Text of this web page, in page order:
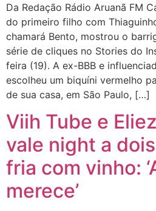
Da Redação Rádio Aruanã FM
do primeiro filho com
chamará Bento, mostrou o
série de cliques no Stories do
feira (19). A ex-BBB e
escolheu um biquíni vermelho
de sua casa, em São Paulo, […]
Viih Tube e
vale night a
fria com vinho:
merece’